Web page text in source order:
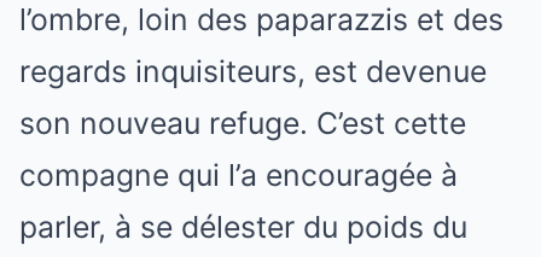
l’ombre, loin des paparazzis et des
regards inquisiteurs, est devenue
son nouveau refuge. C’est cette
compagne qui l’a encouragée à
parler, à se délester du poids du